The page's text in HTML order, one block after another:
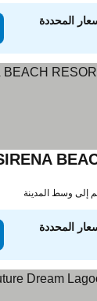
المحددة
SIRENA
المحددة